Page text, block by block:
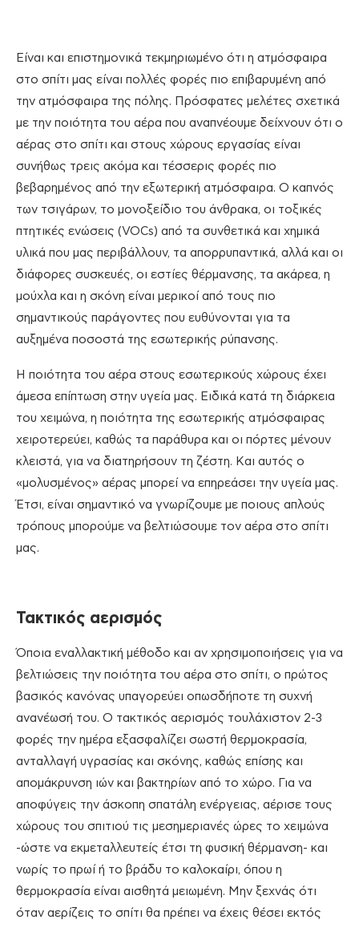
Είναι και επιστημονικά τεκμηριωμένο ότι η ατμόσφαιρα
στο σπίτι μας είναι πολλές φορές πιο επιβαρυμένη από
την ατμόσφαιρα της πόλης. Πρόσφατες μελέτες σχετικά
με την ποιότητα του αέρα που αναπνέουμε δείχνουν ότι ο
αέρας στο σπίτι και στους χώρους εργασίας είναι
συνήθως τρεις ακόμα και τέσσερις φορές πιο
βεβαρημένος από την εξωτερική ατμόσφαιρα. Ο καπνός
των τσιγάρων, το μονοξείδιο του άνθρακα, οι τοξικές
πτητικές ενώσεις (VOCs) από τα συνθετικά και χημικά
υλικά που μας περιβάλλουν, τα απορρυπαντικά, αλλά και οι
διάφορες συσκευές, οι εστίες θέρμανσης, τα ακάρεα, η
μούχλα και η σκόνη είναι μερικοί από τους πιο
σημαντικούς παράγοντες που ευθύνονται για τα
αυξημένα ποσοστά της εσωτερικής ρύπανσης.
Η ποιότητα του αέρα στους εσωτερικούς χώρους έχει
άμεσα επίπτωση στην υγεία μας. Ειδικά κατά τη διάρκεια
του χειμώνα, η ποιότητα της εσωτερικής ατμόσφαιρας
χειροτερεύει, καθώς τα παράθυρα και οι πόρτες μένουν
κλειστά, για να διατηρήσουν τη ζέστη. Και αυτός ο
«μολυσμένος» αέρας μπορεί να επηρεάσει την υγεία μας.
Έτσι, είναι σημαντικό να γνωρίζουμε με ποιους απλούς
τρόπους μπορούμε να βελτιώσουμε τον αέρα στο σπίτι
μας.
Τακτικός αερισμός
Όποια εναλλακτική μέθοδο και αν χρησιμοποιήσεις για να
βελτιώσεις την ποιότητα του αέρα στο σπίτι, ο πρώτος
βασικός κανόνας υπαγορεύει οπωσδήποτε τη συχνή
ανανέωσή του. Ο τακτικός αερισμός τουλάχιστον 2-3
φορές την ημέρα εξασφαλίζει σωστή θερμοκρασία,
ανταλλαγή υγρασίας και σκόνης, καθώς επίσης και
απομάκρυνση ιών και βακτηρίων από το χώρο. Για να
αποφύγεις την άσκοπη σπατάλη ενέργειας, αέρισε τους
χώρους του σπιτιού τις μεσημεριανές ώρες το χειμώνα
-ώστε να εκμεταλλευτείς έτσι τη φυσική θέρμανση- και
νωρίς το πρωί ή το βράδυ το καλοκαίρι, όπου η
θερμοκρασία είναι αισθητά μειωμένη. Μην ξεχνάς ότι
όταν αερίζεις το σπίτι θα πρέπει να έχεις θέσει εκτός